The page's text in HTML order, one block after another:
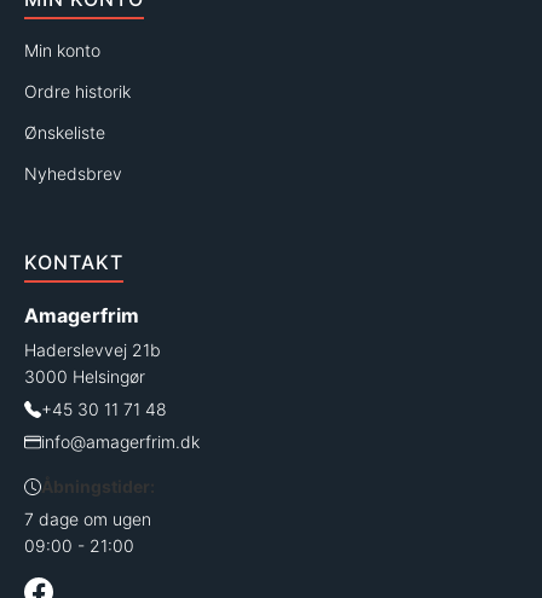
Min konto
Ordre historik
Ønskeliste
Nyhedsbrev
KONTAKT
Amagerfrim
Haderslevvej 21b
3000 Helsingør
+45 30 11 71 48
info@amagerfrim.dk
Åbningstider:
7 dage om ugen
09:00 - 21:00